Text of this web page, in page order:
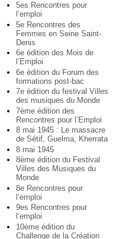
5es Rencontres pour
l’emploi
5e Rencontres des
Femmes en Seine Saint-
Denis
6e édition des Mois de
l’Emploi
6e édition du Forum des
formations post-bac
7e édition du festival Villes
des musiques du Monde
7ème édition des
Rencontres pour l’Emploi
8 mai 1945 : Le massacre
de Sétif, Guelma, Kherrata
8 mai 1945
8ème édition du Festival
Villes des Musiques du
Monde
8e Rencontres pour
l’emploi
9es Rencontres pour
l’emploi
10ème édition du
Challenge de la Création